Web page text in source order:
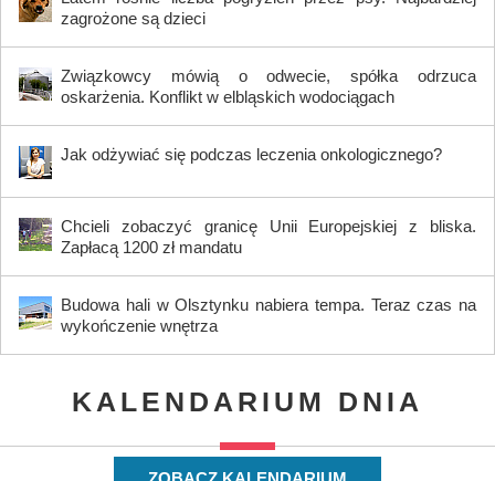
zagrożone są dzieci
Związkowcy mówią o odwecie, spółka odrzuca
oskarżenia. Konflikt w elbląskich wodociągach
Jak odżywiać się podczas leczenia onkologicznego?
Chcieli zobaczyć granicę Unii Europejskiej z bliska.
Zapłacą 1200 zł mandatu
Budowa hali w Olsztynku nabiera tempa. Teraz czas na
wykończenie wnętrza
KALENDARIUM DNIA